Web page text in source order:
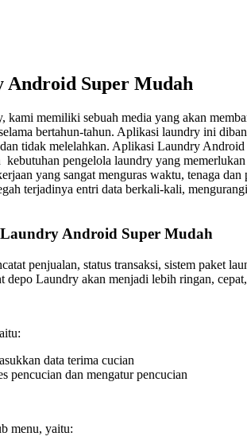
Super Mudah
memiliki sebuah media yang akan
bertahun-tahun. Aplikasi laundry ini
tidak melelahkan. Aplikasi Laundry
pengelola laundry yang
yang sangat menguras waktu, tenaga
terjadinya entri data berkali-kali,
Android Super Mudah
penjualan, status transaksi, sistem paket
depo Laundry akan menjadi lebih ringan,
data terima cucian
pencucian dan mengatur pencucian
menu, yaitu: